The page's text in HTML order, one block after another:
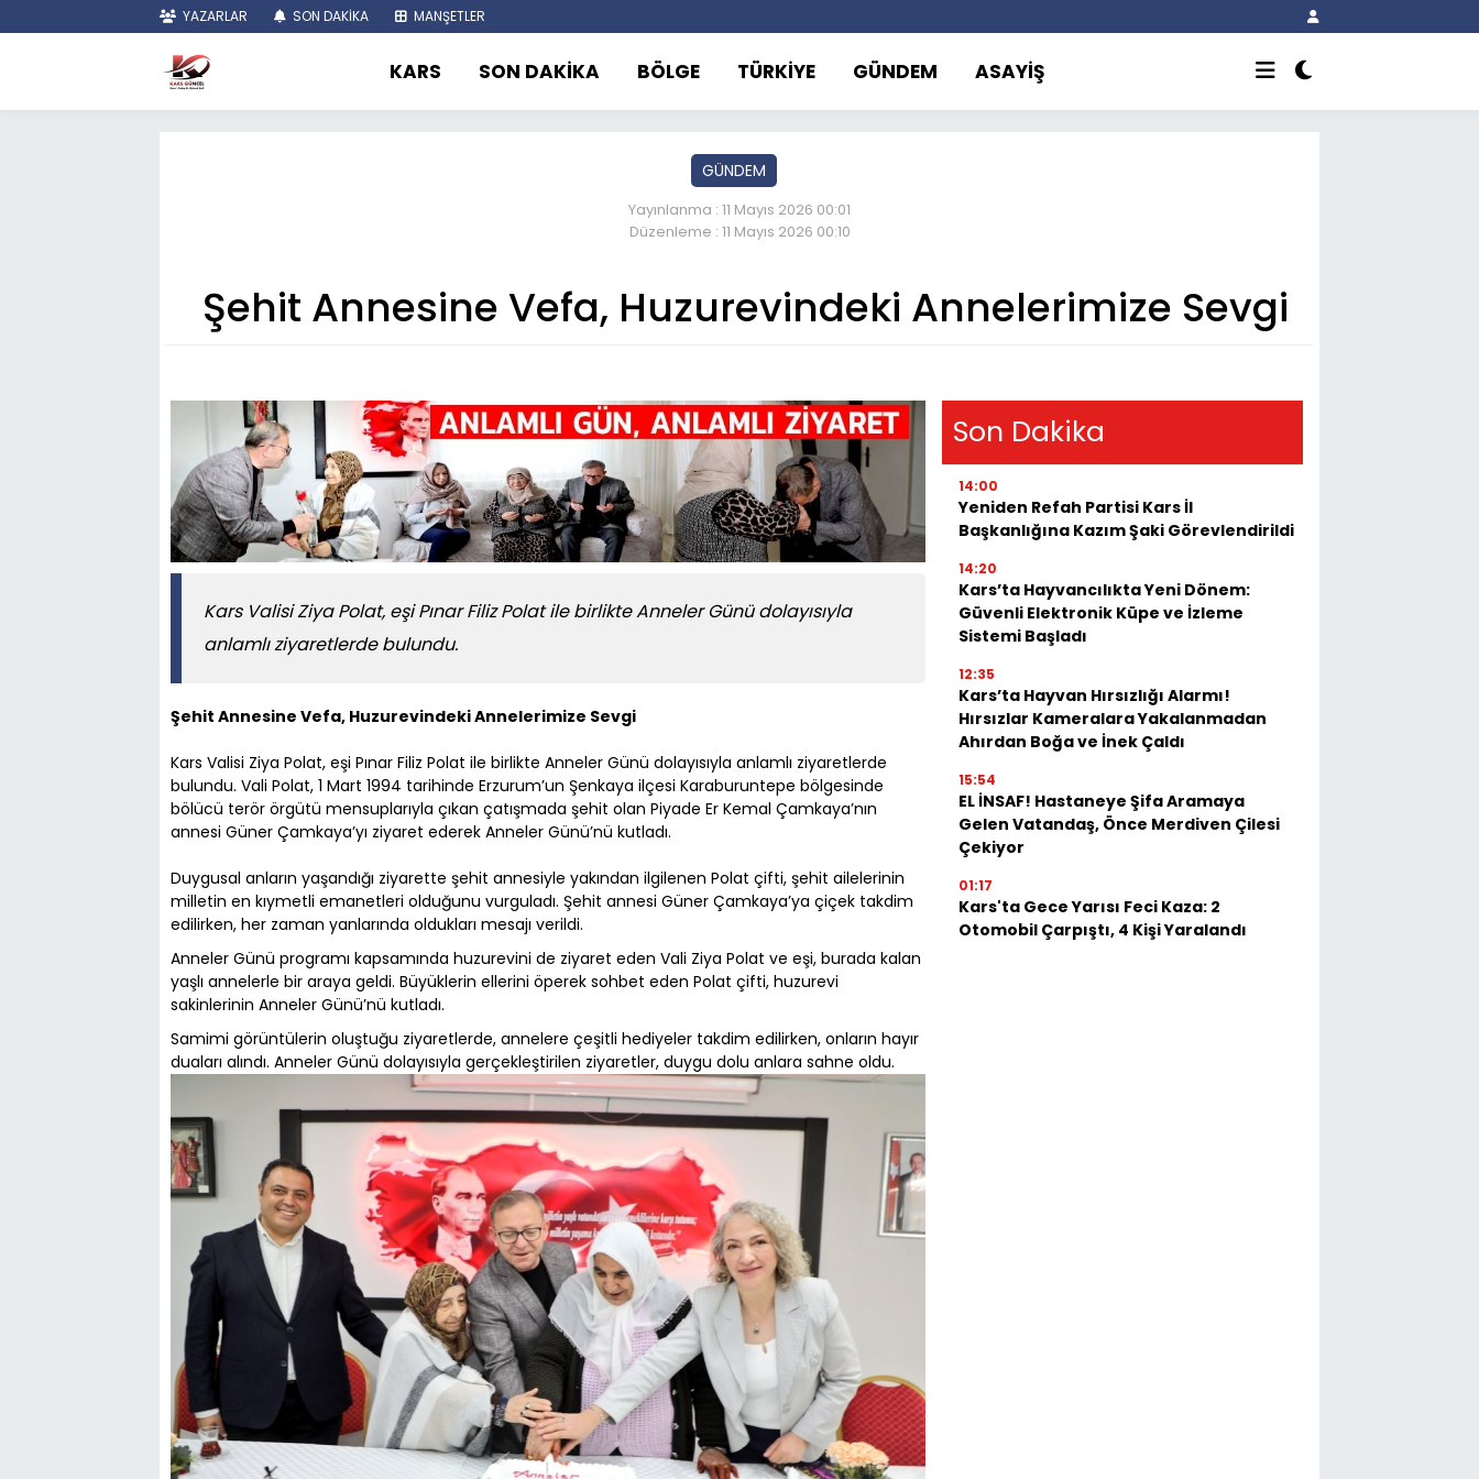
YAZARLAR SON DAKİKA MANŞETLER
KARS SON DAKİKA BÖLGE TÜRKİYE GÜNDEM ASAYİŞ
GÜNDEM
Yayınlanma : 11 Mayıs 2026 00:01
Düzenleme : 11 Mayıs 2026 00:10
Şehit Annesine Vefa, Huzurevindeki Annelerimize Sevgi
Kars Valisi Ziya Polat, eşi Pınar Filiz Polat ile birlikte Anneler Günü dolayısıyla
anlamlı ziyaretlerde bulundu.
Şehit Annesine Vefa, Huzurevindeki Annelerimize Sevgi
Kars Valisi Ziya Polat, eşi Pınar Filiz Polat ile birlikte Anneler Günü dolayısıyla anlamlı ziyaretlerde
bulundu. Vali Polat, 1 Mart 1994 tarihinde Erzurum’un Şenkaya ilçesi Karaburuntepe bölgesinde
bölücü terör örgütü mensuplarıyla çıkan çatışmada şehit olan Piyade Er Kemal Çamkaya’nın
annesi Güner Çamkaya’yı ziyaret ederek Anneler Günü’nü kutladı.
Duygusal anların yaşandığı ziyarette şehit annesiyle yakından ilgilenen Polat çifti, şehit ailelerinin
milletin en kıymetli emanetleri olduğunu vurguladı. Şehit annesi Güner Çamkaya’ya çiçek takdim
edilirken, her zaman yanlarında oldukları mesajı verildi.
Anneler Günü programı kapsamında huzurevini de ziyaret eden Vali Ziya Polat ve eşi, burada kalan
yaşlı annelerle bir araya geldi. Büyüklerin ellerini öperek sohbet eden Polat çifti, huzurevi
sakinlerinin Anneler Günü’nü kutladı.
Samimi görüntülerin oluştuğu ziyaretlerde, annelere çeşitli hediyeler takdim edilirken, onların hayır
duaları alındı. Anneler Günü dolayısıyla gerçekleştirilen ziyaretler, duygu dolu anlara sahne oldu.
Son Dakika
14:00
Yeniden Refah Partisi Kars İl
Başkanlığına Kazım Şaki Görevlendirildi
14:20
Kars’ta Hayvancılıkta Yeni Dönem:
Güvenli Elektronik Küpe ve İzleme
Sistemi Başladı
12:35
Kars’ta Hayvan Hırsızlığı Alarmı!
Hırsızlar Kameralara Yakalanmadan
Ahırdan Boğa ve İnek Çaldı
15:54
EL İNSAF! Hastaneye Şifa Aramaya
Gelen Vatandaş, Önce Merdiven Çilesi
Çekiyor
01:17
Kars'ta Gece Yarısı Feci Kaza: 2
Otomobil Çarpıştı, 4 Kişi Yaralandı